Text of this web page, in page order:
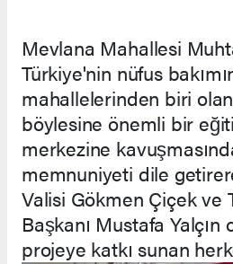
Mevlana Mahallesi
Türkiye'nin nüfus
mahallelerinden biri
böylesine önemli bir
merkezine
memnuniyeti dile
Valisi Gökmen Çiçek ve
Başkanı Mustafa Yalçın
projeye katkı sunan